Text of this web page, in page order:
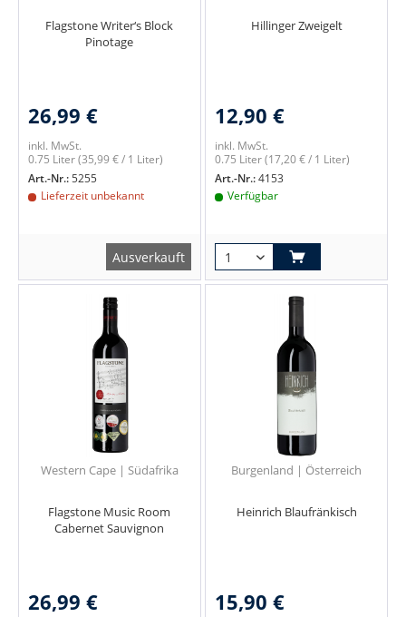
Flagstone Writer‘s Block
Pinotage
26,99 €
inkl. MwSt.
0.75 Liter(35,99 € / 1 Liter)
Art.-Nr.:5255
Lieferzeit unbekannt
Ausverkauft
Hillinger Zweigelt
12,90 €
inkl. MwSt.
0.75 Liter(17,20 € / 1 Liter)
Art.-Nr.:4153
Verfügbar
Western Cape | Südafrika
Flagstone Music Room
Cabernet Sauvignon
26,99 €
Burgenland | Österreich
Heinrich Blaufränkisch
15,90 €